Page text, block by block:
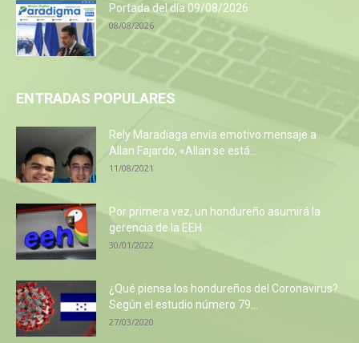
Portada del día 09/08/2026
08/08/2026
ENTRADAS POPULARES
Rely Maradiaga envía emotivo mensaje a
Allan Fajardo, «Allan se está...
11/08/2021
Por primera vez, un hondureño asumirá la
gerencia de la EEH
30/01/2022
¿Qué piensa los hondureños del Coronavirus?
Según el estudio número 79...
27/03/2020